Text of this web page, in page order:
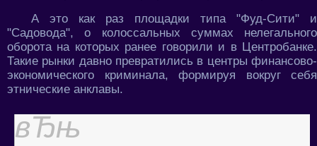
А это как раз площадки типа "Фуд-Сити" и
"Садовода", о колоссальных суммах нелегального
оборота на которых ранее говорили и в Центробанке.
Такие рынки давно превратились в центры финансово-
экономического криминала, формируя вокруг себя
этнические анклавы.